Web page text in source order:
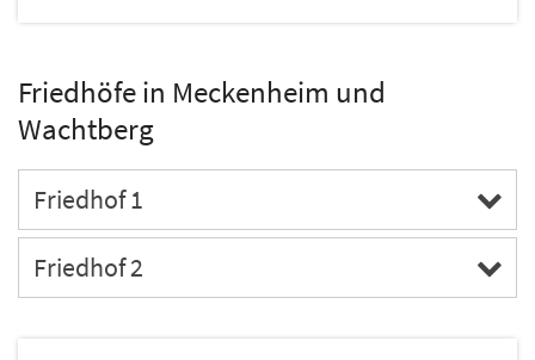
Friedhöfe in Meckenheim und
Wachtberg
Friedhof 1
Friedhof 2